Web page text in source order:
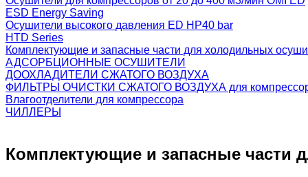
ESD Energy Saving
Осушители высокого давления ED HP40 bar
HTD Series
Комплектующие и запасные части для холодильных
АДСОРБЦИОННЫЕ ОСУШИТЕЛИ
ДООХЛАДИТЕЛИ СЖАТОГО ВОЗДУХА
ФИЛЬТРЫ ОЧИСТКИ СЖАТОГО ВОЗДУХА для
Влагоотделители для компрессора
ЧИЛЛЕРЫ
Комплектующие и запасные части